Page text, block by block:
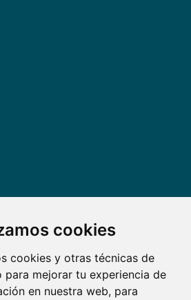
cookies
cookies y otras técnicas de
para mejorar tu experiencia de
en nuestra web, para
119-129, 08035 Barcelona